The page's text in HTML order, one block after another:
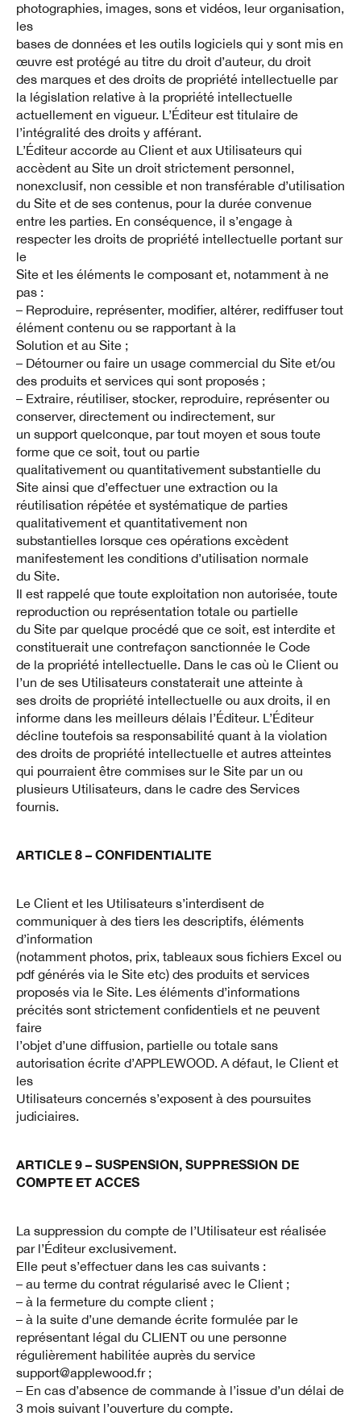
photographies, images, sons et vidéos, leur organisation,
les
bases de données et les outils logiciels qui y sont mis en
œuvre est protégé au titre du droit d’auteur, du droit
des marques et des droits de propriété intellectuelle par
la législation relative à la propriété intellectuelle
actuellement en vigueur. L’Éditeur est titulaire de
l’intégralité des droits y afférant.
L’Éditeur accorde au Client et aux Utilisateurs qui
accèdent au Site un droit strictement personnel,
nonexclusif, non cessible et non transférable d’utilisation
du Site et de ses contenus, pour la durée convenue
entre les parties. En conséquence, il s’engage à
respecter les droits de propriété intellectuelle portant sur
le
Site et les éléments le composant et, notamment à ne
pas :
– Reproduire, représenter, modifier, altérer, rediffuser tout
élément contenu ou se rapportant à la
Solution et au Site ;
– Détourner ou faire un usage commercial du Site et/ou
des produits et services qui sont proposés ;
– Extraire, réutiliser, stocker, reproduire, représenter ou
conserver, directement ou indirectement, sur
un support quelconque, par tout moyen et sous toute
forme que ce soit, tout ou partie
qualitativement ou quantitativement substantielle du
Site ainsi que d’effectuer une extraction ou la
réutilisation répétée et systématique de parties
qualitativement et quantitativement non
substantielles lorsque ces opérations excèdent
manifestement les conditions d’utilisation normale
du Site.
Il est rappelé que toute exploitation non autorisée, toute
reproduction ou représentation totale ou partielle
du Site par quelque procédé que ce soit, est interdite et
constituerait une contrefaçon sanctionnée le Code
de la propriété intellectuelle. Dans le cas où le Client ou
l’un de ses Utilisateurs constaterait une atteinte à
ses droits de propriété intellectuelle ou aux droits, il en
informe dans les meilleurs délais l’Éditeur. L’Éditeur
décline toutefois sa responsabilité quant à la violation
des droits de propriété intellectuelle et autres atteintes
qui pourraient être commises sur le Site par un ou
plusieurs Utilisateurs, dans le cadre des Services
fournis.
ARTICLE 8 – CONFIDENTIALITE
Le Client et les Utilisateurs s’interdisent de
communiquer à des tiers les descriptifs, éléments
d’information
(notamment photos, prix, tableaux sous fichiers Excel ou
pdf générés via le Site etc) des produits et services
proposés via le Site. Les éléments d’informations
précités sont strictement confidentiels et ne peuvent
faire
l’objet d’une diffusion, partielle ou totale sans
autorisation écrite d’APPLEWOOD. A défaut, le Client et
les
Utilisateurs concernés s’exposent à des poursuites
judiciaires.
ARTICLE 9 – SUSPENSION, SUPPRESSION DE
COMPTE ET ACCES
La suppression du compte de l’Utilisateur est réalisée
par l’Éditeur exclusivement.
Elle peut s’effectuer dans les cas suivants :
– au terme du contrat régularisé avec le Client ;
– à la fermeture du compte client ;
– à la suite d’une demande écrite formulée par le
représentant légal du CLIENT ou une personne
régulièrement habilitée auprès du service
support@applewood.fr ;
– En cas d’absence de commande à l’issue d’un délai de
3 mois suivant l’ouverture du compte.